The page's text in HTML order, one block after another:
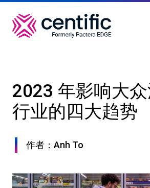
2023 年影响大
行业的四大趋势
作者：Anh To